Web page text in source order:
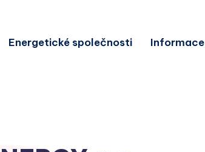
Energetické společnosti Informace